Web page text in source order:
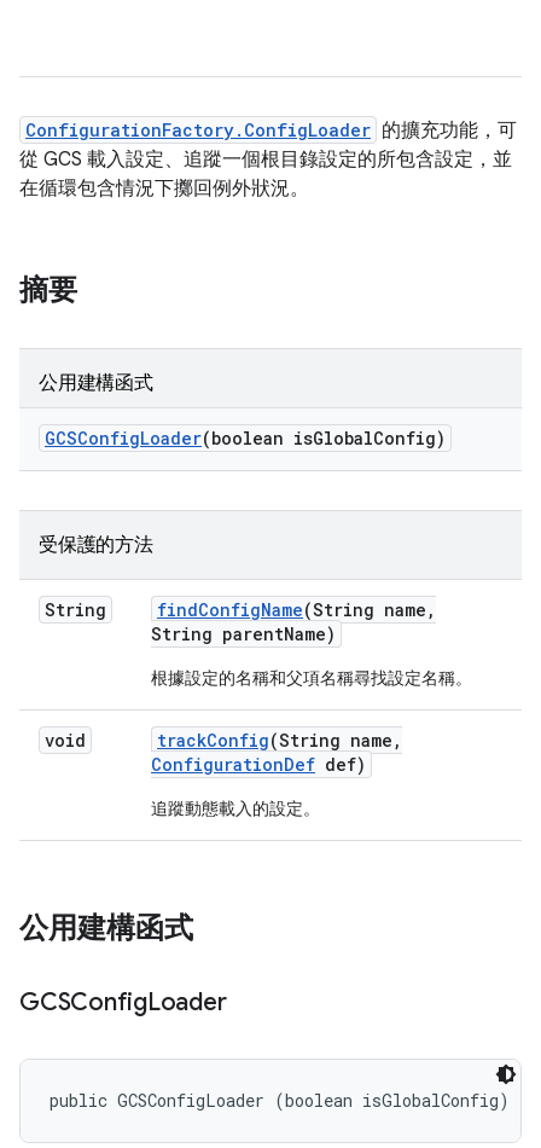
ConfigurationFactory.ConfigLoader 的擴充功能，可
從 GCS 載入設定、追蹤一個根目錄設定的所包含設定，並
在循環包含情況下擲回例外狀況。
摘要
公用建構函式
GCSConfigLoader(boolean isGlobalConfig)
受保護的方法
String findConfigName(String name ,
String parentName)
根據設定的名稱和父項名稱尋找設定名稱。
void trackConfig(String name ,
ConfigurationDef def)
追蹤動態載入的設定。
公用建構函式
GCSConfigLoader
public GCSConfigLoader (boolean isGlobalConfig)